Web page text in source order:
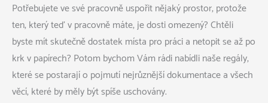
Potřebujete ve své pracovně uspořit nějaký prostor, protože
ten, který teď v pracovně máte, je dosti omezený? Chtěli
byste mít skutečně dostatek místa pro práci a netopit se až po
krk v papírech? Potom bychom Vám rádi nabídli našeregály,
které se postarají o pojmutí nejrůznější dokumentace a všech
věcí, které by měly být spíše uschovány.